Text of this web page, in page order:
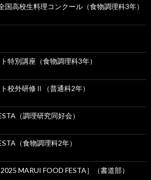
国高校生料理コンクール（食物調理科3年）
特別講座（食物調理科3年）
校外研修Ⅱ（普通科2年）
（調理研究同好会）
（食物調理科2年）
MARUI FOOD FESTA］（書道部）